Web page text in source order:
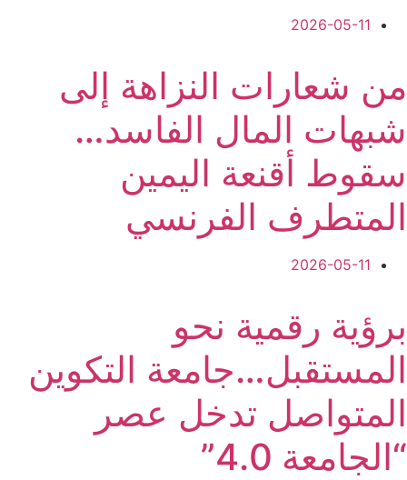
2026-05-11
من شعارات النزاهة إلى
شبهات المال الفاسد…
سقوط أقنعة اليمين
المتطرف الفرنسي
2026-05-11
برؤية رقمية نحو
المستقبل…جامعة التكوين
المتواصل تدخل عصر
“الجامعة 4.0”